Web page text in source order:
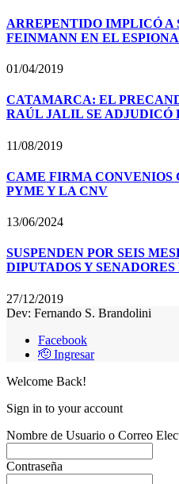
ARREPENTIDO IMPLICÓ A
FEINMANN EN EL
01/04/2019
CATAMARCA: EL
RAÚL JALIL SE ADJUDICÓ
11/08/2019
CAME FIRMA CONVENIOS
PYME Y LA CNV
13/06/2024
SUSPENDEN POR SEIS
DIPUTADOS Y
27/12/2019
Dev: Fernando S. Brandolini
Facebook
🫡 Ingresar
Welcome Back!
Sign in to your account
Nombre de Usuario o Correo
Contraseña